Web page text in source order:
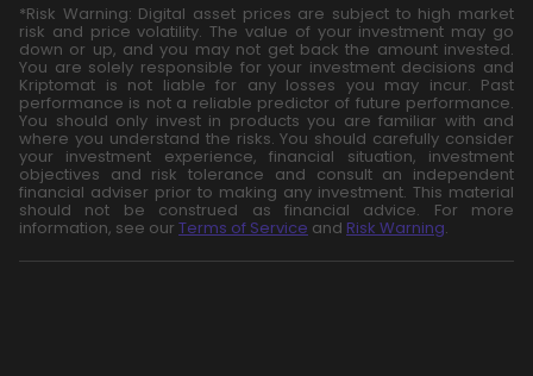
*Risk Warning: Digital asset prices are subject to high market
risk and price volatility. The value of your investment may go
down or up, and you may not get back the amount invested.
You are solely responsible for your investment decisions and
Kriptomat is not liable for any losses you may incur. Past
performance is not a reliable predictor of future performance.
You should only invest in products you are familiar with and
where you understand the risks. You should carefully consider
your investment experience, financial situation, investment
objectives and risk tolerance and consult an independent
financial adviser prior to making any investment. This material
should not be construed as financial advice. For more
information, see our Terms of Service and Risk Warning.